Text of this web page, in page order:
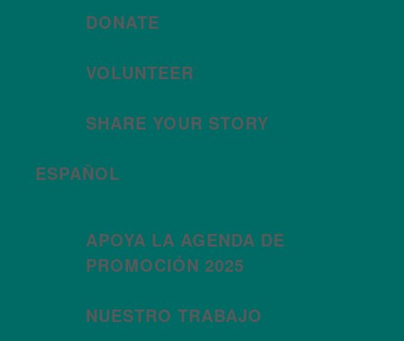
DONATE
VOLUNTEER
SHARE YOUR STORY
ESPAÑOL
APOYA LA AGENDA DE
PROMOCIÓN 2025
NUESTRO TRABAJO